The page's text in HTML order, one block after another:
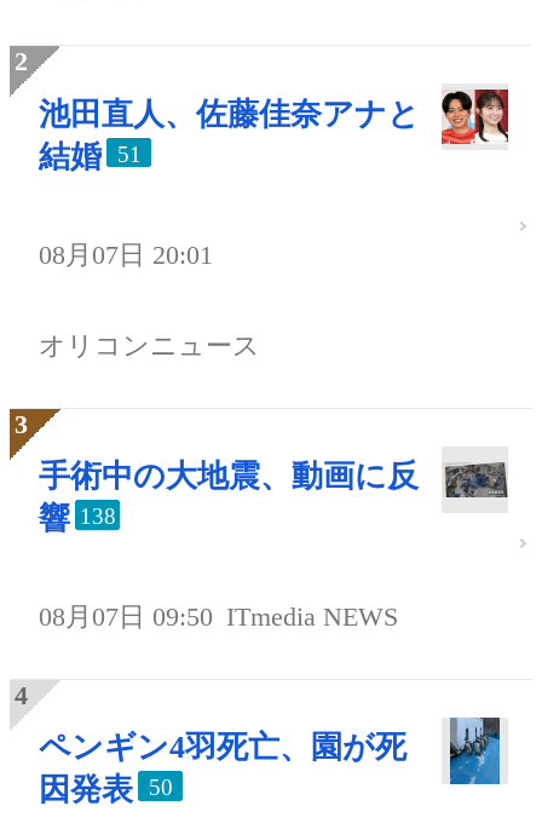
池田直人、佐藤佳奈アナと
結婚
51
08月07日 20:01
オリコンニュース
手術中の大地震、動画に反
響 138
08月07日 09:50 ITmedia NEWS
ペンギン4羽死亡、園が死
因発表
50